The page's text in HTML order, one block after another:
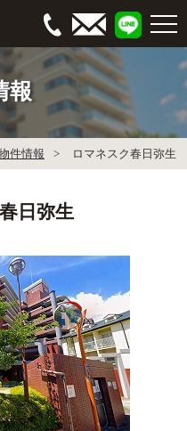
報
件情報 ロマネスク春日弥生
日弥生